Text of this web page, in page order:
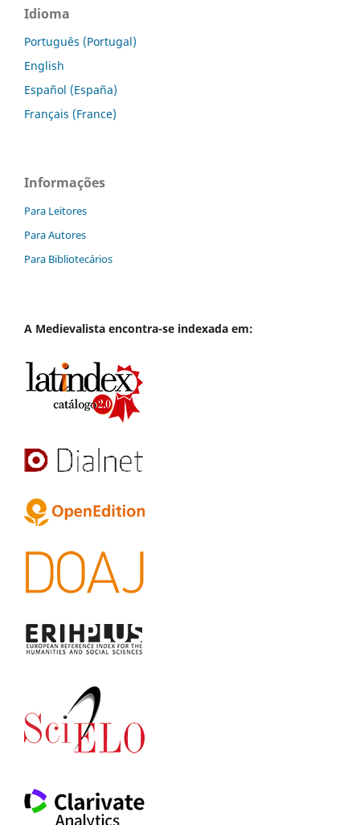
Idioma
Português (Portugal)
English
Español (España)
Français (France)
Informações
Para Leitores
Para Autores
Para Bibliotecários
A Medievalista encontra-se indexada em: